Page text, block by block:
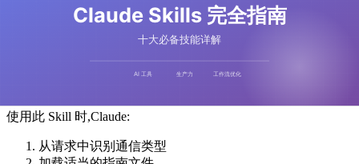
格式指南: 每种类型的具体说明
语气指南: 适合不同受众的声音
: 要包含的信息
使用此 Skill 时,Claude:
从请求中识别通信类型